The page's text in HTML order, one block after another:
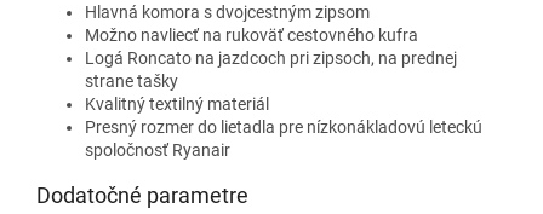
Hlavná komora s dvojcestným zipsom
Možno navliecť na rukoväť cestovného kufra
Logá Roncato na jazdcoch pri zipsoch, na prednej
strane tašky
Kvalitný textilný materiál
Presný rozmer do lietadla pre nízkonákladovú leteckú
spoločnosť Ryanair
Dodatočné parametre